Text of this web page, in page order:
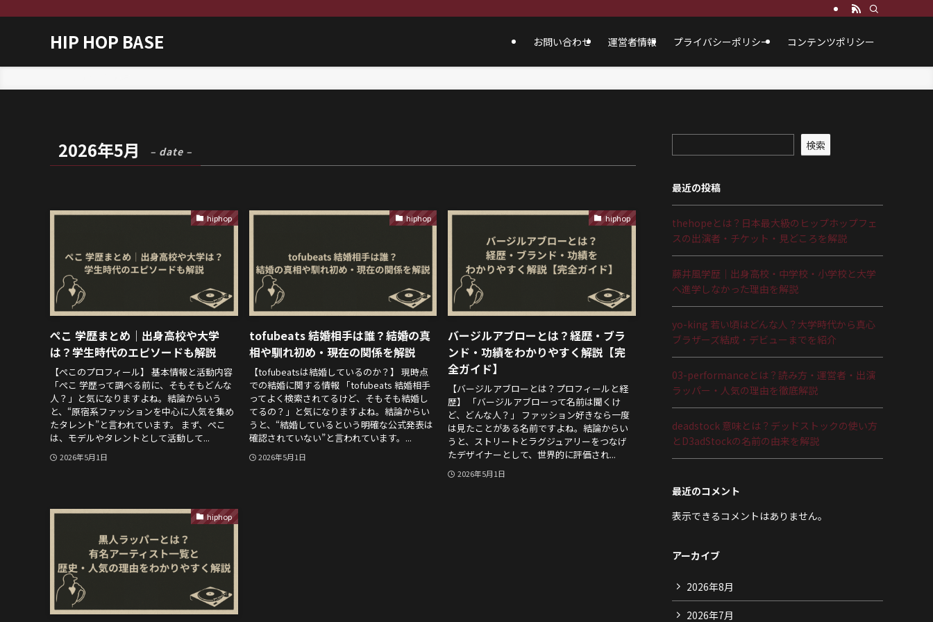
HIP HOP BASE お問い合わせ 運営者情報 プライバシーポリシー コンテンツポリシー
2026年5月 – date –
hiphop
ぺこ 学歴まとめ｜出身高校や大学
は？学生時代のエピソードも解説
【ぺこのプロフィール】 基本情報と活動内容
「ぺこ 学歴って調べる前に、そもそもどんな
人？」と気になりますよね。結論からいう
と、“原宿系ファッションを中心に人気を集め
たタレント”と言われています。 まず、ぺこ
は、モデルやタレントとして活動して...
2026年5月1日
hiphop
tofubeats 結婚相手は誰？結婚の真
相や馴れ初め・現在の関係を解説
【tofubeatsは結婚しているのか？】 現時点
での結婚に関する情報 「tofubeats 結婚相手
ってよく検索されてるけど、そもそも結婚し
てるの？」と気になりますよね。結論からい
うと、“結婚しているという明確な公式発表は
確認されていない”と言われています。...
2026年5月1日
hiphop
バージルアブローとは？経歴・ブラ
ンド・功績をわかりやすく解説【完
全ガイド】
【バージルアブローとは？プロフィールと経
歴】 「バージルアブローって名前は聞くけ
ど、どんな人？」 ファッション好きなら一度
は見たことがある名前ですよね。結論からい
うと、ストリートとラグジュアリーをつなげ
たデザイナーとして、世界的に評価され...
2026年5月1日
hiphop
検索
最近の投稿
thehopeとは？日本最大級のヒップホップフェ
スの出演者・チケット・見どころを解説
藤井風学歴｜出身高校・中学校・小学校と大学
へ進学しなかった理由を解説
yo-king 若い頃はどんな人？大学時代から真心
ブラザーズ結成・デビューまでを紹介
03-performanceとは？読み方・運営者・出演
ラッパー・人気の理由を徹底解説
deadstock 意味とは？デッドストックの使い方
とD3adStockの名前の由来を解説
最近のコメント
表示できるコメントはありません。
アーカイブ
2026年8月
2026年7月